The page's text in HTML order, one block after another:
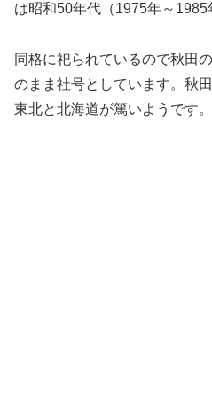
は昭和50年代（1975年～1985
同格に祀られているので秋田
のまま社号としています。秋
東北と北海道が篤いようです。